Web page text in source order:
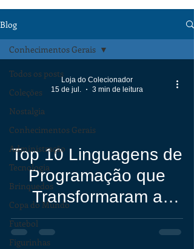
Blog
Todos os posts
Coleções
Nostalgia
Conhecimentos Gerais
Administração
Tecnologia
Brinquedos
Copa do Mundo
Futebol
Figurinhas
Conhecimentos Gerais
Top 10 Linguagens de
Programação que
Transformaram a
Tecnologia e a
História de Ada
Loja do Colecionador
15 de jul.
3 min de leitura